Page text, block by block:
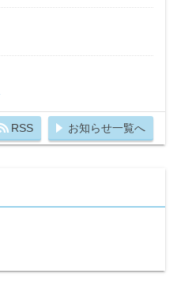
RSS お知らせ一覧へ